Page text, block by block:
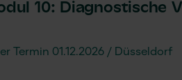
10: Diagnostische
Termin 01.12.2026 Düsseldorf